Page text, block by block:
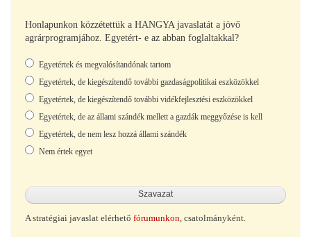
Honlapunkon közzétettük a HANGYA javaslatát a jövő
agrárprogramjához. Egyetért- e az abban foglaltakkal?
Választások
Egyetértek és megvalósítandónak tartom
Egyetértek, de kiegészítendő további gazdaságpolitikai eszközökkel
Egyetértek, de kiegészítendő további vidékfejlesztési eszközökkel
Egyetértek, de az állami szándék mellett a gazdák meggyőzése is kell
Egyetértek, de nem lesz hozzá állami szándék
Nem értek egyet
A stratégiai javaslat elérhető fórumunkon, csatolmányként.